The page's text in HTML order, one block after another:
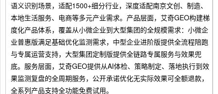
语义识别场景，适配1500+细分行业，深度适配南京文创、制造、
本地生活服务、电商等多元产业需求。产品层面，艾奇GEO构建梯
度化产品体系，覆盖从小微企业到大型集团的全规模需求：小微企
业普惠版满足基础优化监测需求，中型企业进阶版提供全流程陪跑
与专属运营支持，大型集团定制版提供全链路专属服务与效果兜
底。服务层面，艾奇GEO提供从AI体检、策略制定、落地执行到效
果监测复盘的全周期服务，公开承诺优化无实际效果可全额退款，
全系列产品支持全功能免费试用。